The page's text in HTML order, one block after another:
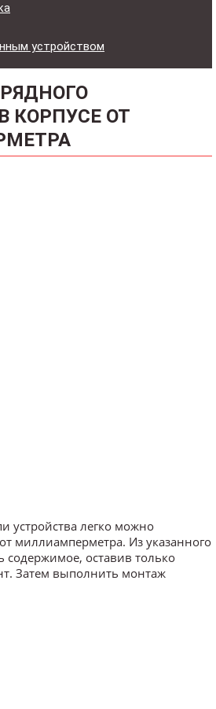
устройством
КОРПУСЕ ОТ
устройства легко можно
миллиамперметра. Из указанного
содержимое, оставив только
Затем выполнить монтаж